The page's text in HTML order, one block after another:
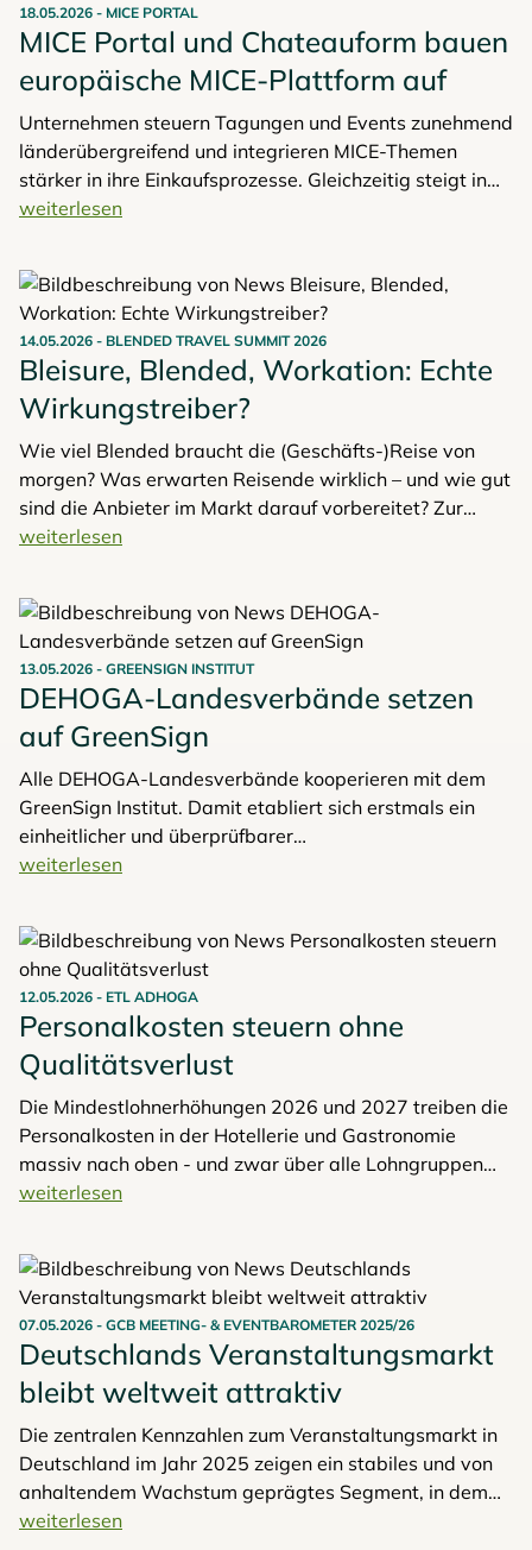
Hoteliers als Grundlage für strategische
Entscheidungen.
18.05.2026 - MICE PORTAL
MICE Portal und Chateauform bauen
europäische MICE-Plattform auf
Unternehmen steuern Tagungen und Events zunehmend
länderübergreifend und integrieren MICE-Themen
stärker in ihre Einkaufsprozesse. Gleichzeitig steigt in
Hotels der Druck, komplexe Anfragen schneller zu
gemeinsam mit der französischen Chateauform-Gruppe
und weiteren Partnern den Aufbau der neuen
europäischen Plattform OneMICE voran.
weiterlesen
14.05.2026 - BLENDED TRAVEL SUMMIT 2026
Bleisure, Blended, Workation: Echte
Wirkungstreiber?
Wie viel Blended braucht die (Geschäfts-)Reise von
morgen? Was erwarten Reisende wirklich – und wie gut
sind die Anbieter im Markt darauf vorbereitet? Zur
Diskussion dieser und vielfältiger weiterer Fragen laden
"Blended Travel Summit 2026".
weiterlesen
13.05.2026 - GREENSIGN INSTITUT
DEHOGA-Landesverbände setzen
auf GreenSign
Alle DEHOGA-Landesverbände kooperieren mit dem
GreenSign Institut. Damit etabliert sich erstmals ein
einheitlicher und überprüfbarer
Nachhaltigkeitsstandard für das deutsche
weiterlesen
12.05.2026 - ETL ADHOGA
Personalkosten steuern ohne
Qualitätsverlust
Die Mindestlohnerhöhungen 2026 und 2027 treiben die
Personalkosten in der Hotellerie und Gastronomie
massiv nach oben - und zwar über alle Lohngruppen
hinweg. Wer jetzt nicht aktiv gegensteuert, riskiert
und Servicequalität. Erfahre, wie du den Kostenanstieg
berechnest und mit smarter Planung, Produktivität und
digitalen Prozessen gegensteuerst.
weiterlesen
07.05.2026 - GCB MEETING- & EVENTBAROMETER 2025/26
Deutschlands Veranstaltungsmarkt
bleibt weltweit attraktiv
Die zentralen Kennzahlen zum Veranstaltungsmarkt in
Deutschland im Jahr 2025 zeigen ein stabiles und von
anhaltendem Wachstum geprägtes Segment, in dem
trotz geopolitischer Herausforderungen im
weiterlesen